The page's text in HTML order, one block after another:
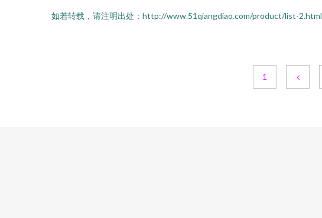
如若转载，请注明出处：http://www.51qiangdiao.com/product/list-2.html
1